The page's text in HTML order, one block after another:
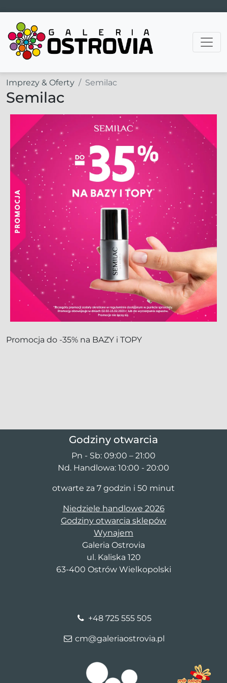
Main Navigation
Imprezy & Oferty Semilac
Semilac
Promocja do -35% na BAZY i TOPY
Godziny otwarcia
Pn - Sb: 09:00 – 21:00
Nd. Handlowa: 10:00 - 20:00
otwarte za 7 godzin i 50 minut
Niedziele handlowe 2026
Godziny otwarcia sklepów
Wynajem
Galeria Ostrovia
ul. Kaliska 120
63-400 Ostrów Wielkopolski
+48 725 555 505
cm@galeriaostrovia.pl